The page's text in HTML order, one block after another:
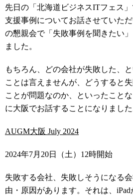
先日の「北海道ビジネスITフェス
支援事例についてお話させていた
の懇親会で「失敗事例を聞きたい
ました。
もちろん、どの会社が失敗した、
ことは言えませんが、どうすると
ことが問題なのか、といったこと
に大阪でお話することになりました
AUGM大阪 July 2024
2024年7月20日（土）12時開始
失敗する会社、失敗しそうになる
由・原因があります。それは、